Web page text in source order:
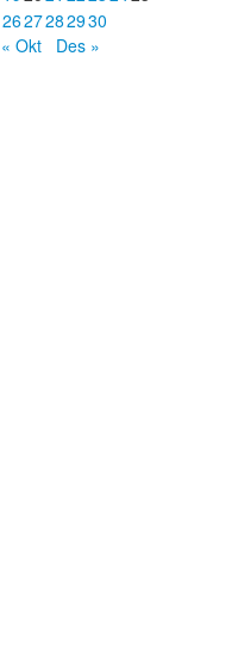
2627282930
« Okt
Des »